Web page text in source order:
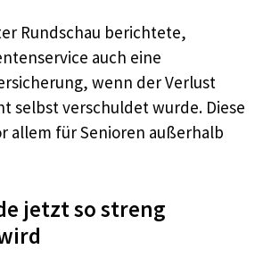
Rundschau berichtete,
auch eine
wenn der Verlust
selbst verschuldet wurde. Diese
allem für Senioren außerhalb
jetzt so streng